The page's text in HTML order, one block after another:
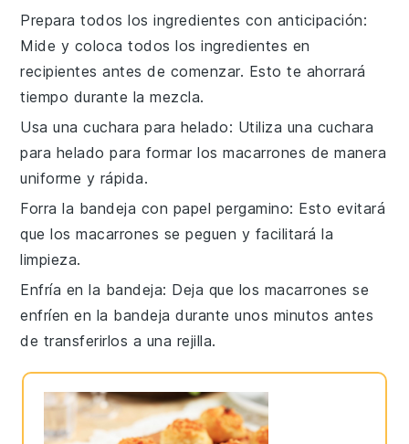
Prepara todos los ingredientes con anticipación:
Mide y coloca todos losingredientes en
recipientes antes de comenzar. Esto te ahorrará
tiempo durante la mezcla.
Usa una cuchara para helado: Utiliza una cuchara
para helado para formar losmacarrones de manera
uniforme y rápida.
Forra la bandeja con papel pergamino: Esto evitará
que losmacarrones se peguen y facilitará la
limpieza.
Enfría en la bandeja: Deja que los macarrones se
enfríen en la bandeja durante unos minutos antes
de transferirlos a una rejilla.